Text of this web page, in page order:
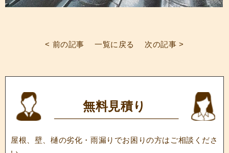
< 前の記事 一覧に戻る 次の記事 >
無料見積り
屋根、壁、樋の劣化・雨漏りでお困りの方はご相談くださ